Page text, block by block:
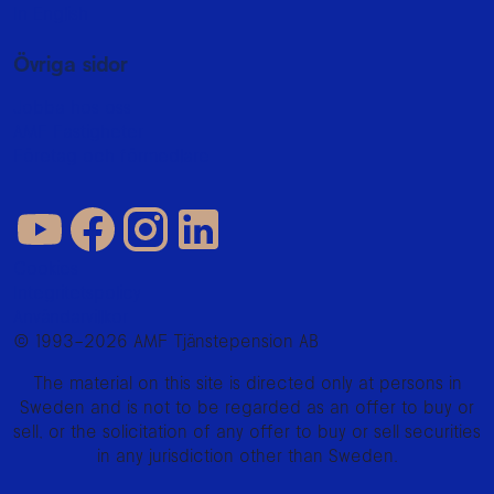
Övriga sidor
© 1993–2026 AMF Tjänstepension AB
The material on this site is directed only at persons in
Sweden and is not to be regarded as an offer to buy or
sell, or the solicitation of any offer to buy or sell securities
in any jurisdiction other than Sweden.